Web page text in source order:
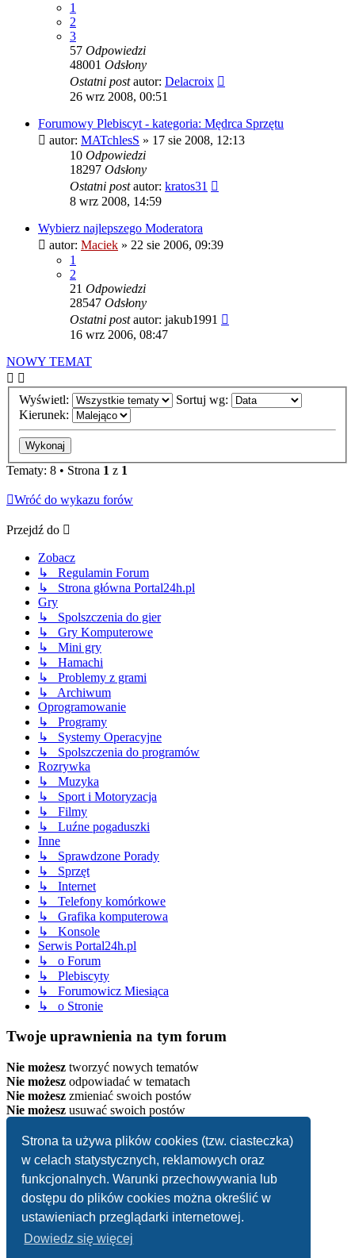
Strona ta używa plików cookies (tzw. ciasteczka)
w celach statystycznych, reklamowych oraz
funkcjonalnych. Warunki przechowywania lub
dostępu do plików cookies można określić w
ustawieniach przeglądarki internetowej.
Dowiedz się więcej
1
2
3
57 Odpowiedzi
48001 Odsłony
Ostatni postautor: Delacroix
26 wrz 2008, 00:51
Forumowy Plebiscyt - kategoria: Mędrca Sprzętu
autor: MATchlesS » 17 sie 2008, 12:13
10 Odpowiedzi
18297 Odsłony
Ostatni postautor: kratos31
8 wrz 2008, 14:59
Wybierz najlepszego Moderatora
autor: Maciek » 22 sie 2006, 09:39
1
2
21 Odpowiedzi
28547 Odsłony
Ostatni postautor: jakub1991
16 wrz 2006, 08:47
NOWY TEMAT
Wyświetl:
Sortuj wg:
Kierunek:
Tematy: 8 • Strona 1 z 1
Wróć do wykazu forów
Przejdź do
Zobacz
↳ Regulamin Forum
↳ Strona główna Portal24h.pl
Gry
↳ Spolszczenia do gier
↳ Gry Komputerowe
↳ Mini gry
↳ Hamachi
↳ Problemy z grami
↳ Archiwum
Oprogramowanie
↳ Programy
↳ Systemy Operacyjne
↳ Spolszczenia do programów
Rozrywka
↳ Muzyka
↳ Sport i Motoryzacja
↳ Filmy
↳ Luźne pogaduszki
Inne
↳ Sprawdzone Porady
↳ Sprzęt
↳ Internet
↳ Telefony komórkowe
↳ Grafika komputerowa
↳ Konsole
Serwis Portal24h.pl
↳ o Forum
↳ Plebiscyty
↳ Forumowicz Miesiąca
↳ o Stronie
Twoje uprawnienia na tym forum
Nie możesz tworzyć nowych tematów
Nie możesz odpowiadać w tematach
Nie możesz zmieniać swoich postów
Nie możesz usuwać swoich postów
Strona główna
Strefa czasowaUTC+02:00
Usuń ciasteczka witryny